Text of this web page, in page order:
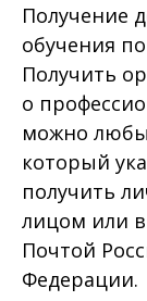
Получение
обучения
Получить
о
можно
который
получить
лицом или
Почтой
Федерации.